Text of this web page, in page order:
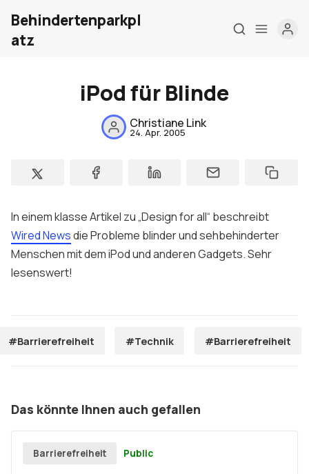
Home
Über mich
Meine Firma
Kontakt
Sign up
Behindertenparkpl
atz
iPod für Blinde
Christiane Link
24. Apr. 2005
In einem klasse Artikel zu „Design for all“ beschreibt
Wired Newsdie Probleme blinder und sehbehinderter
Menschen mit dem iPod und anderen Gadgets. Sehr
lesenswert!
#Barrierefreiheit #Technik #Barrierefreiheit
Das könnte Ihnen auch gefallen
Barrierefreiheit Public